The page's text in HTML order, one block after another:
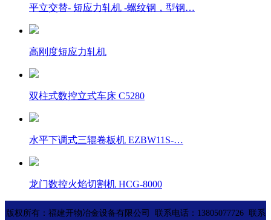
平立交替- 短应力轧机 -螺纹钢，型钢…
高刚度短应力轧机
双柱式数控立式车床 C5280
水平下调式三辊卷板机 EZBW11S-…
龙门数控火焰切割机 HCG-8000
版权所有：福建开物冶金设备有限公司 联系电话：13805077726 联系